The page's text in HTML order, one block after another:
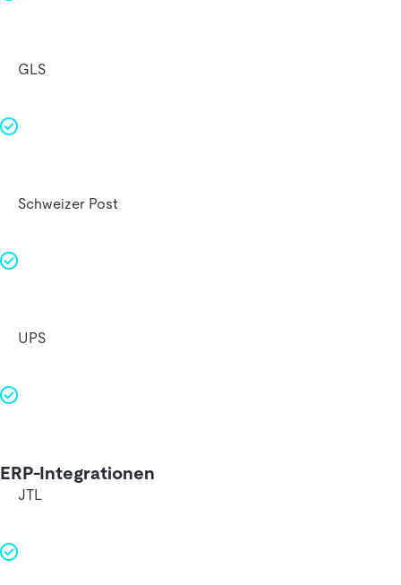
GLS
Schweizer Post
UPS
ERP-Integrationen
JTL